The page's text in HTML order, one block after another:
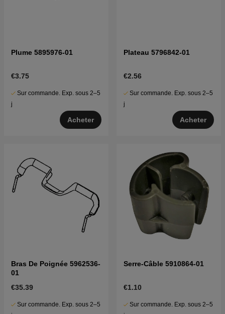
Plume 5895976-01
€3.75
Sur commande. Exp. sous 2–5
j
Acheter
Plateau 5796842-01
€2.56
Sur commande. Exp. sous 2–5
j
Acheter
Bras De Poignée 5962536-
01
€35.39
Sur commande. Exp. sous 2–5
Serre-Câble 5910864-01
€1.10
Sur commande. Exp. sous 2–5